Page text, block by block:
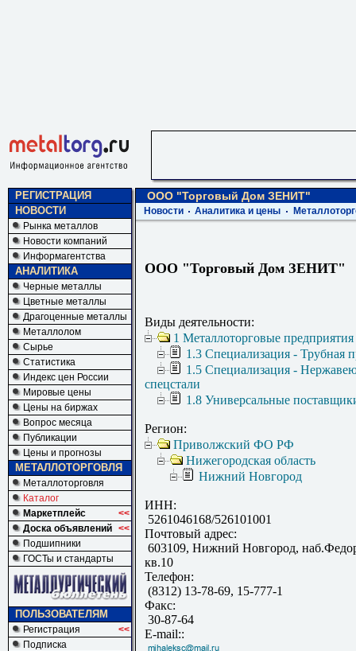
РЕГИСТРАЦИЯ
НОВОСТИ
Рынка металлов
Новости компаний
Информагентства
АНАЛИТИКА
Черные металлы
Цветные металлы
Драгоценные металлы
Металлолом
Сырье
Статистика
Индекс цен России
Мировые цены
Цены на биржах
Вопрос месяца
Публикации
Цены и прогнозы
МЕТАЛЛОТОРГОВЛЯ
Металлоторговля
Каталог
Маркетплейс
<<
Доска объявлений <<
Подшипники
ГОСТы и стандарты
ПОЛЬЗОВАТЕЛЯМ
Регистрация
<<
Подписка
ООО "Торговый Дом ЗЕНИТ"
Новости Аналитика и цены
ООО "Торговый Дом ЗЕНИТ"
Виды деятельности:
1 Металлоторговые
1.3 Специализация - Трубная
1.5 Специализация -
спецстали
1.8 Универсальные
Регион:
Приволжский ФО РФ
Нижегородская область
Нижний Новгород
ИНН:
5261046168/526101001
Почтовый адрес:
603109, Нижний Новгород,
кв.10
Телефон:
(8312) 13-78-69, 15-777-1
Факс:
30-87-64
E-mail::